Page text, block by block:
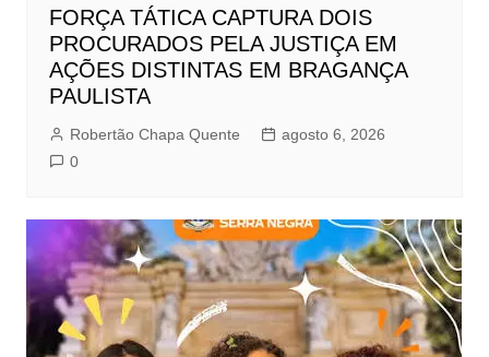
FORÇA TÁTICA CAPTURA DOIS
PROCURADOS PELA JUSTIÇA EM
AÇÕES DISTINTAS EM BRAGANÇA
PAULISTA
Robertão Chapa Quente
agosto 6, 2026
0